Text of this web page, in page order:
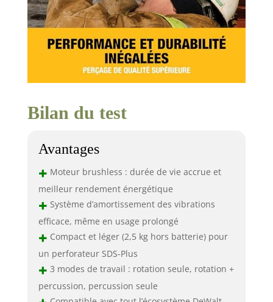
Bilan du test
Avantages
+ Moteur brushless : durée de vie accrue et
meilleur rendement énergétique
+ Système d’amortissement des vibrations
efficace, même en usage prolongé
+ Compact et léger (2,5 kg hors batterie) pour
un perforateur SDS-Plus
+ 3 modes de travail : rotation seule, rotation +
percussion, percussion seule